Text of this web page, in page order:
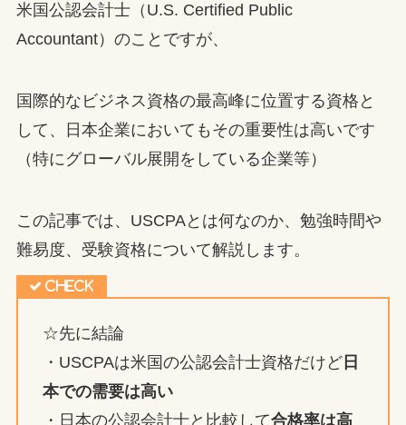
米国公認会計士（U.S. Certified Public
Accountant）のことですが、
国際的なビジネス資格の最高峰に位置する資格と
して、日本企業においてもその重要性は高いです
（特にグローバル展開をしている企業等）
この記事では、USCPAとは何なのか、勉強時間や
難易度、受験資格について解説します。
☆先に結論
・USCPAは米国の公認会計士資格だけど日
本での需要は高い
・日本の公認会計士と比較して合格率は高